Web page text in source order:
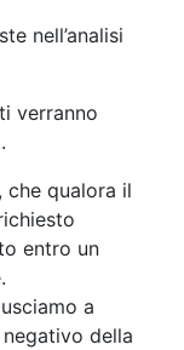
nell’analisi
verranno
che qualora il
entro un
a
della